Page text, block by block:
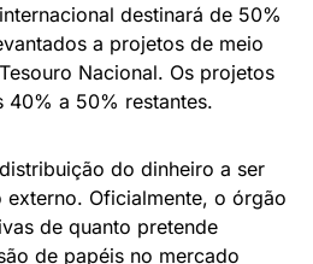
destinará de 50%
a projetos de meio
Nacional. Os projetos
40% a 50% restantes.
do dinheiro a ser
externo. Oficialmente, o órgão
de quanto pretende
de papéis no mercado